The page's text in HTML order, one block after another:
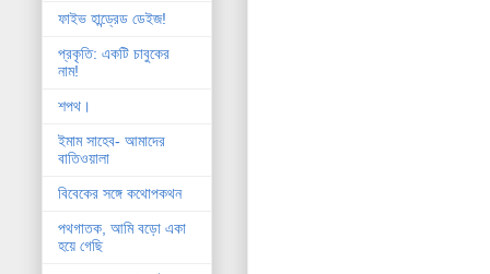
ফাইভ হান্ড্রেড ডেইজ!
প্রকৃতি: একটি চাবুকের
নাম!
শপথ।
ইমাম সাহেব- আমাদের
বাতিওয়ালা
বিবেকের সঙ্গে কথোপকথন
পথগাতক, আমি বড়ো একা
হয়ে গেছি